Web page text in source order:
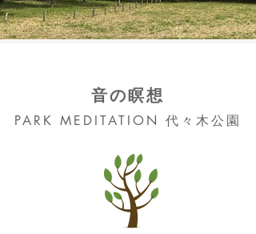
音の瞑想
PARK MEDITATION 代々木公園